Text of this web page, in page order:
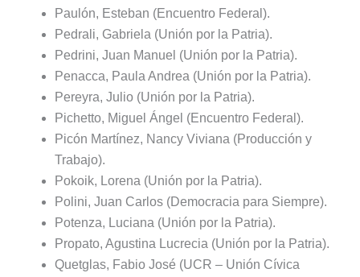
Paulón, Esteban (Encuentro Federal).
Pedrali, Gabriela (Unión por la Patria).
Pedrini, Juan Manuel (Unión por la Patria).
Penacca, Paula Andrea (Unión por la Patria).
Pereyra, Julio (Unión por la Patria).
Pichetto, Miguel Ángel (Encuentro Federal).
Picón Martínez, Nancy Viviana (Producción y
Trabajo).
Pokoik, Lorena (Unión por la Patria).
Polini, Juan Carlos (Democracia para Siempre).
Potenza, Luciana (Unión por la Patria).
Propato, Agustina Lucrecia (Unión por la Patria).
Quetglas, Fabio José (UCR – Unión Cívica